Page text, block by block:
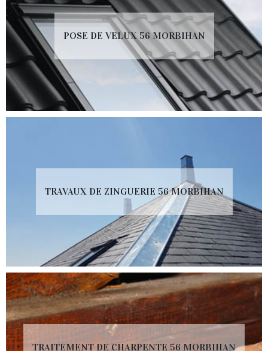
POSE DE VELUX 56 MORBIHAN
TRAVAUX DE ZINGUERIE 56 MORBIHAN
TRAITEMENT DE CHARPENTE 56 MORBIHAN